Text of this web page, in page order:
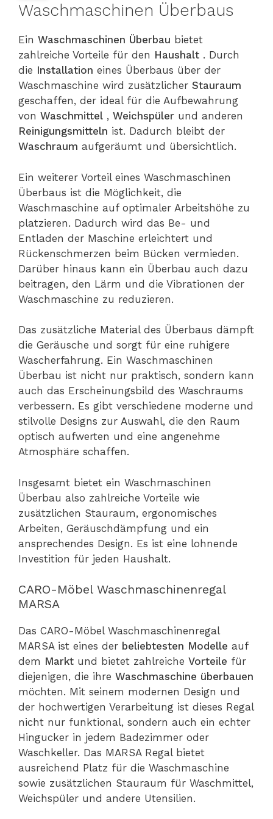
Waschmaschinen Überbaus
Ein Waschmaschinen Überbau bietet
zahlreiche Vorteile für den Haushalt . Durch
die Installation eines Überbaus über der
Waschmaschine wird zusätzlicher Stauraum
geschaffen, der ideal für die Aufbewahrung
von Waschmittel , Weichspüler und anderen
Reinigungsmitteln ist. Dadurch bleibt der
Waschraum aufgeräumt und übersichtlich.
Ein weiterer Vorteil eines Waschmaschinen
Überbaus ist die Möglichkeit, die
Waschmaschine auf optimaler Arbeitshöhe zu
platzieren. Dadurch wird das Be- und
Entladen der Maschine erleichtert und
Rückenschmerzen beim Bücken vermieden.
Darüber hinaus kann ein Überbau auch dazu
beitragen, den Lärm und die Vibrationen der
Waschmaschine zu reduzieren.
Das zusätzliche Material des Überbaus dämpft
die Geräusche und sorgt für eine ruhigere
Wascherfahrung. Ein Waschmaschinen
Überbau ist nicht nur praktisch, sondern kann
auch das Erscheinungsbild des Waschraums
verbessern. Es gibt verschiedene moderne und
stilvolle Designs zur Auswahl, die den Raum
optisch aufwerten und eine angenehme
Atmosphäre schaffen.
Insgesamt bietet ein Waschmaschinen
Überbau also zahlreiche Vorteile wie
zusätzlichen Stauraum, ergonomisches
Arbeiten, Geräuschdämpfung und ein
ansprechendes Design. Es ist eine lohnende
Investition für jeden Haushalt.
CARO-Möbel Waschmaschinenregal
MARSA
Das CARO-Möbel Waschmaschinenregal
MARSA ist eines der beliebtesten Modelle auf
dem Markt und bietet zahlreiche Vorteile für
diejenigen, die ihre Waschmaschine überbauen
möchten. Mit seinem modernen Design und
der hochwertigen Verarbeitung ist dieses Regal
nicht nur funktional, sondern auch ein echter
Hingucker in jedem Badezimmer oder
Waschkeller. Das MARSA Regal bietet
ausreichend Platz für die Waschmaschine
sowie zusätzlichen Stauraum für Waschmittel,
Weichspüler und andere Utensilien.